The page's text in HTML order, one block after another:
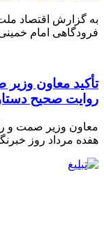
به گزارش اقتصاد
فرودگاهی امام
تأکید معاون
روایت صحیح
معاون وزیر صمت و
هفده مرداد روز